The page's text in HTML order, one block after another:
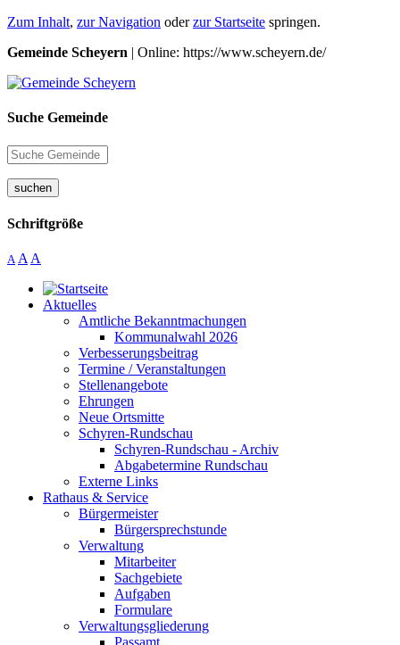
Zum Inhalt, zur Navigation oderzur Startseite springen.
Gemeinde Scheyern | Online: https://www.scheyern.de/
Suche Gemeinde
suchen
Schriftgröße
A A A
Aktuelles
Amtliche Bekanntmachungen
Kommunalwahl 2026
Verbesserungsbeitrag
Termine / Veranstaltungen
Stellenangebote
Ehrungen
Neue Ortsmitte
Schyren-Rundschau
Schyren-Rundschau - Archiv
Abgabetermine Rundschau
Externe Links
Rathaus & Service
Bürgermeister
Bürgersprechstunde
Verwaltung
Mitarbeiter
Sachgebiete
Aufgaben
Formulare
Verwaltungsgliederung
Passamt